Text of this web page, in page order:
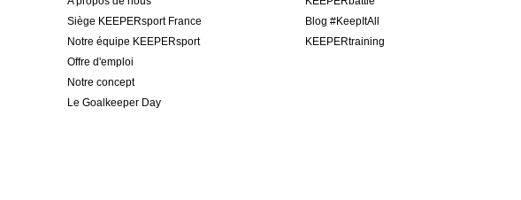
Siège KEEPERsport France
Notre équipe KEEPERsport
Offre d'emploi
Notre concept
Le Goalkeeper Day
Blog #KeepItAll
KEEPERtraining